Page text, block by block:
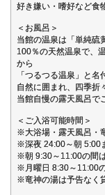
好き嫌い・嗜好など食
＜お風呂＞
当館の温泉は「単純硫
100％の天然温泉で、
から
「つるつる温泉」と名
自然に囲まれ、四季折
当館自慢の露天風呂で
＜ご入浴可能時間＞
※大浴場・露天風呂・
※深夜 24:00～朝 5:00
※朝 9:30～11:00の間
※月曜日 8:30～11:00
※竜神の湯は予告なく